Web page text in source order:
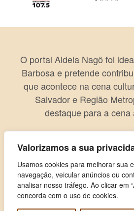
Valorizamos a sua
Usamos cookies para melhorar sua
navegação, veicular anúncios ou
analisar nosso tráfego. Ao clicar em
concorda com o uso de cookies.
O portal Aldeia Nagô foi
Barbosa e pretende
que acontece na cena
Salvador e Região
destaque para a cena